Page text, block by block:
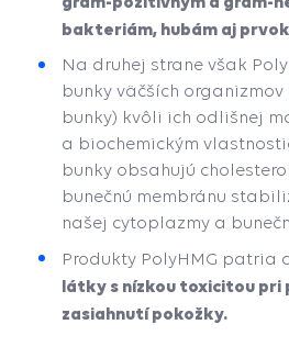
bakteriám, hubám aj
Na druhej strane však
bunky väčších
bunky) kvôli ich odlišnej
a biochemickým
bunky obsahujú
bunečnú membránu
našej cytoplazmy a
Produkty PolyHMG patria
látky s nízkou toxicitou pri
zasiahnutí pokožky.